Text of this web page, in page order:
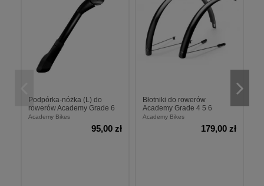
Podpórka-nóżka (L) do
rowerów Academy Grade 6
Academy Bikes
95,00 zł
Błotniki do rowerów
Academy Grade 4 5 6
Academy Bikes
179,00 zł